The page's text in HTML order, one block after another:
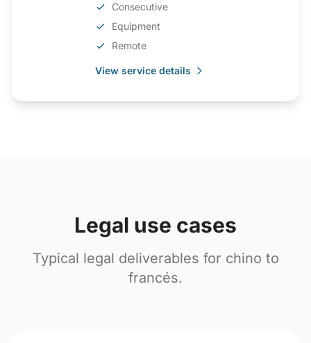
Consecutive
Equipment
Remote
View service details
Legal use cases
Typical legal deliverables for chino to
francés.